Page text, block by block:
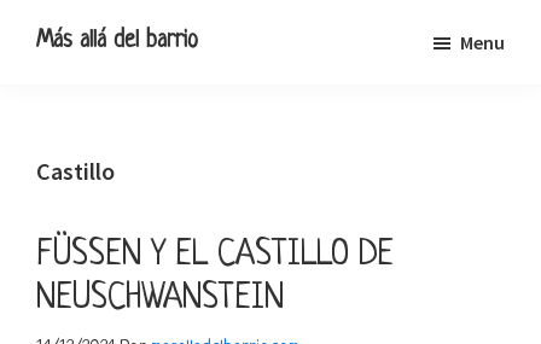
lateral
página
Más allá del barrio
escapadas
pequeñas
rutas
Menu
Castillo
FÜSSEN Y EL CASTILLO DE
NEUSCHWANSTEIN